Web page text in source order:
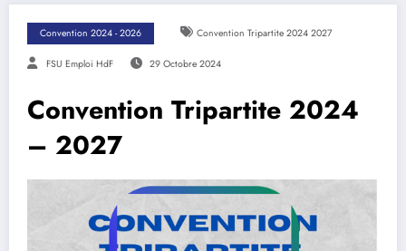
Convention 2024 - 2026 Convention Tripartite 2024 2027
FSU Emploi HdF 29 Octobre 2024
Convention Tripartite 2024
– 2027